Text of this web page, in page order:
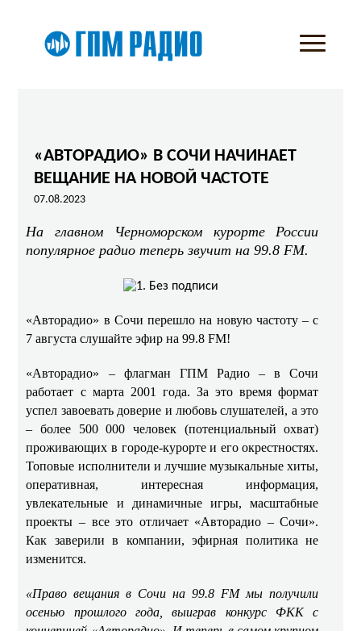
«АВТОРАДИО» В СОЧИ НАЧИНАЕТ
ВЕЩАНИЕ НА НОВОЙ ЧАСТОТЕ
07.08.2023
На главном Черноморском курорте России
популярное радио теперь звучит на 99.8 FM.
«Авторадио» в Сочи перешло на новую частоту – с
7 августа слушайте эфир на 99.8 FM!
«Авторадио» – флагман ГПМ Радио – в Сочи
работает с марта 2001 года. За это время формат
успел завоевать доверие и любовь слушателей, а это
– более 500 000 человек (потенциальный охват)
проживающих в городе-курорте и его окрестностях.
Топовые исполнители и лучшие музыкальные хиты,
оперативная, интересная информация,
увлекательные и динамичные игры, масштабные
проекты – все это отличает «Авторадио – Сочи».
Как заверили в компании, эфирная политика не
изменится.
«Право вещания в Сочи на 99.8 FM мы получили
осенью прошлого года, выиграв конкурс ФКК с